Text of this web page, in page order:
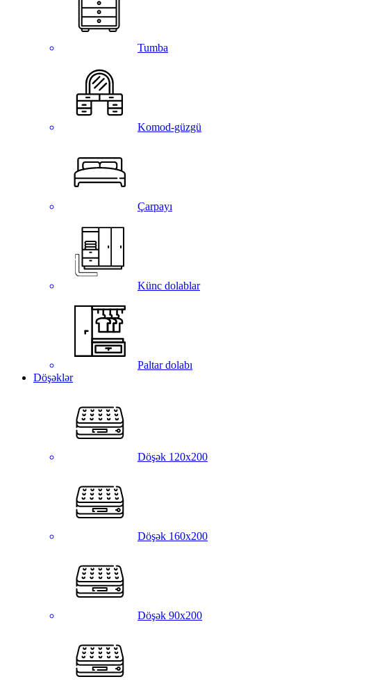
Tumba
Komod-güzgü
Çarpayı
Künc dolablar
Paltar dolabı
Döşəklər
Döşək 120x200
Döşək 160x200
Döşək 90x200